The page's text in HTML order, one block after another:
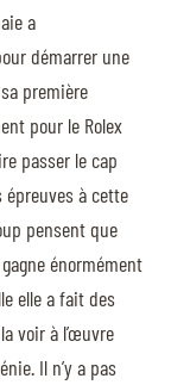
a
démarrer une
première
pour le Rolex
passer le cap
épreuves à cette
pensent que
énormément
elle a fait des
voir à l’œuvre
Il n’y a pas